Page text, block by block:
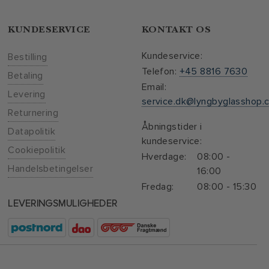
KUNDESERVICE
Bestilling
Betaling
Levering
Returnering
Datapolitik
Cookiepolitik
Handelsbetingelser
KONTAKT OS
Kundeservice:
Telefon: +45 8816 7630
Email:
Åbningstider i
kundeservice:
Hverdage:
08:00 -
16:00
Fredag:
08:00 - 15:30
LEVERINGSMULIGHEDER